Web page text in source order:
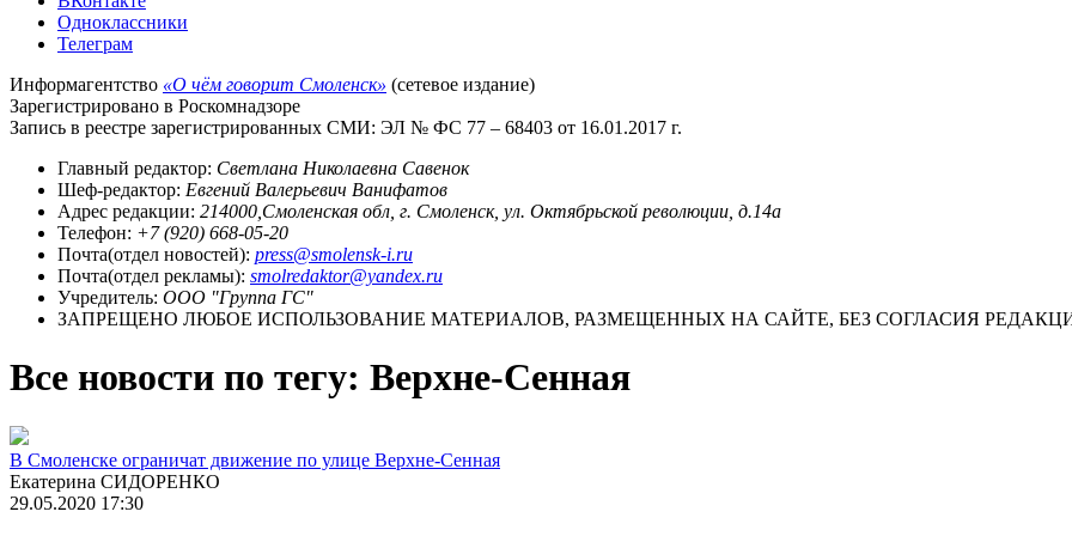
Одноклассники
Телеграм
Информагентство «О чём говорит Смоленск» (сетевое издание)
Зарегистрировано в Роскомнадзоре
Запись в реестре зарегистрированных СМИ: ЭЛ № ФС 77 – 68403 от 16.01.2017 г.
Главный редактор: Светлана Николаевна Савенок
Шеф-редактор: Евгений Валерьевич Ванифатов
Адрес редакции: 214000,Смоленская обл, г. Смоленск, ул. Октябрьской революции, д.14а
Телефон: +7 (920) 668-05-20
Почта(отдел новостей): press@smolensk-i.ru
Почта(отдел рекламы): smolredaktor@yandex.ru
Учредитель: ООО "Группа ГС"
ЗАПРЕЩЕНО ЛЮБОЕ ИСПОЛЬЗОВАНИЕ МАТЕРИАЛОВ, РАЗМЕЩЕННЫХ НА САЙТЕ, БЕЗ СОГЛАСИЯ
Все новости по тегу: Верхне-Сенная
В Смоленске ограничат движение по улице Верхне-Сенная
Екатерина СИДОРЕНКО
29.05.2020 17:30